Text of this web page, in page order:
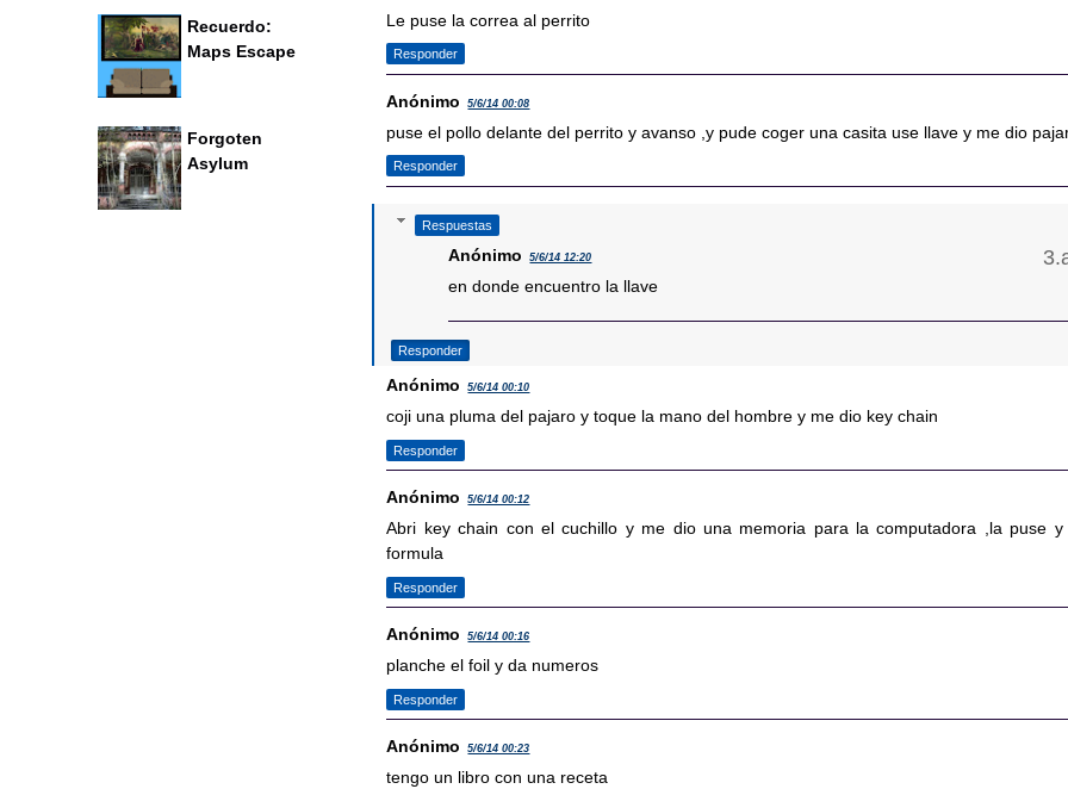
Le puse la correa al perrito
Responder
Anónimo 5/6/14 00:08
puse el pollo delante del perrito y avanso ,y pude coger una casita use llave y me dio
Responder
Respuestas
Anónimo 5/6/14 12:20
en donde encuentro la llave
Responder
Anónimo 5/6/14 00:10
coji una pluma del pajaro y toque la mano del hombre y me dio key chain
Responder
Anónimo 5/6/14 00:12
Abri key chain con el cuchillo y me dio una memoria para la computadora ,la puse y
formula
Responder
Anónimo 5/6/14 00:16
planche el foil y da numeros
Responder
Anónimo 5/6/14 00:23
tengo un libro con una receta
Recuerdo:
Maps Escape
Forgoten
Asylum